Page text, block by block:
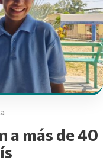
a más de 40